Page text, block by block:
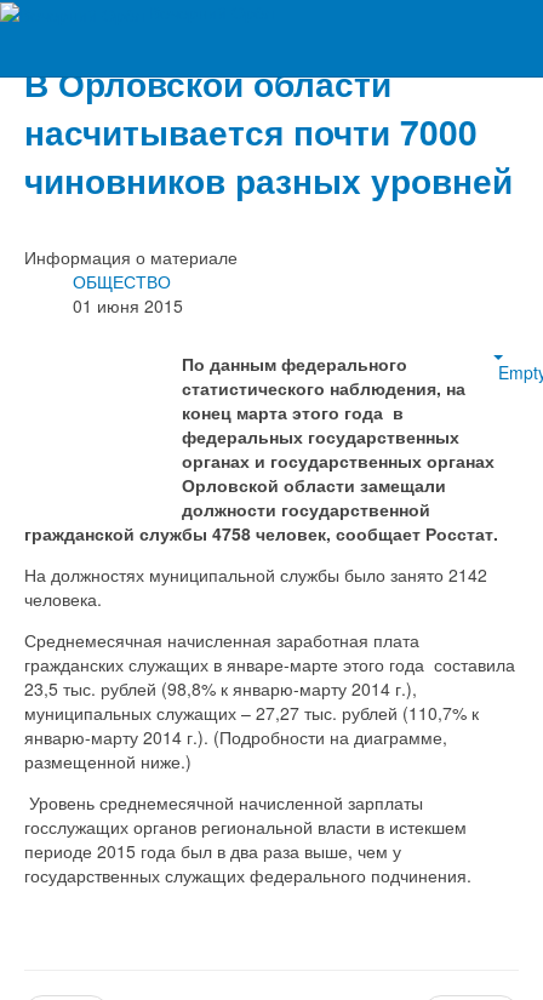
В Орловской области
насчитывается почти 7000
чиновников разных уровней
Информация о материале
ОБЩЕСТВО
01 июня 2015
По данным федерального
статистического наблюдения, на
конец марта этого года в
федеральных государственных
органах и государственных органах
Орловской области замещали
должности государственной
гражданской службы 4758 человек, сообщает Росстат.
На должностях муниципальной службы было занято 2142
человека.
Среднемесячная начисленная заработная плата
гражданских служащих в январе-марте этого года составила
23,5 тыс. рублей (98,8% к январю-марту 2014 г.),
муниципальных служащих – 27,27 тыс. рублей (110,7% к
январю-марту 2014 г.). (Подробности на диаграмме,
размещенной ниже.)
Уровень среднемесячной начисленной зарплаты
госслужащих органов региональной власти в истекшем
периоде 2015 года был в два раза выше, чем у
государственных служащих федерального подчинения.